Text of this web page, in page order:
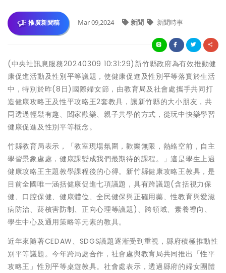
推廣新聞稿 Mar 09,2024 新聞 新聞時事
(中央社訊息服務20240309 10:31:29)新竹縣政府為有效推動健
康促進活動及性別平等議題，使健康促進及性別平等落實於生活
中，特別於昨(8日)國際婦女節，由教育局及社會處攜手共同打
造健康攻略王及性平攻略王2套教具，讓新竹縣的大小朋友，共
同透過輕鬆有趣、闔家歡樂、親子共學的方式，從玩中快樂學習
健康促進及性別平等概念。
竹縣教育局表示，「教室現場氛圍，歡樂無限，熱絡空前，自主
學習景象處處，健康課變成我們最期待的課程。」這是學生上過
健康攻略王主題教學課程後的心得。新竹縣健康攻略王教具，是
目前全國唯一涵括健康促進七項議題，具有跨議題(含括視力保
健、口腔保健、健康體位、全民健保與正確用藥、性教育與愛滋
病防治、菸檳害防制、正向心理等議題)、跨領域、素養導向、
學生中心及通用策略等元素的教具。
近年來隨著CEDAW、SDGS議題逐漸受到重視，縣府積極推動性
別平等議題。今年跨局處合作，社會處與教育局共同推出「性平
攻略王」性別平等桌遊教具。社會處表示，透過縣府的婦女團體